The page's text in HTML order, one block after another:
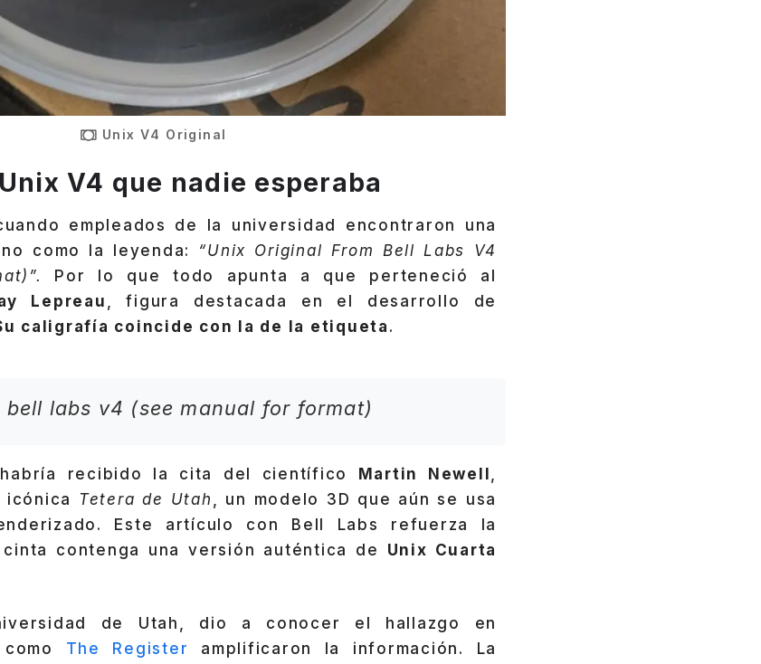
Unix V4 Original
V4 que nadie esperaba
empleados de la universidad encontraron una
como la leyenda: “Unix Original From Bell Labs V4
Por lo que todo apunta a que perteneció al
Lepreau
, figura destacada en el desarrollo de
caligrafía coincide con la de la etiqueta .
labs v4 (see manual for format)
recibido la cita del científico Martin Newell
Tetera de Utah
, un modelo 3D que aún se usa
Este artículo con Bell Labs refuerza la
contenga una versión auténtica de Unix Cuarta
de Utah, dio a conocer el hallazgo en
The Register
amplificaron la información. La